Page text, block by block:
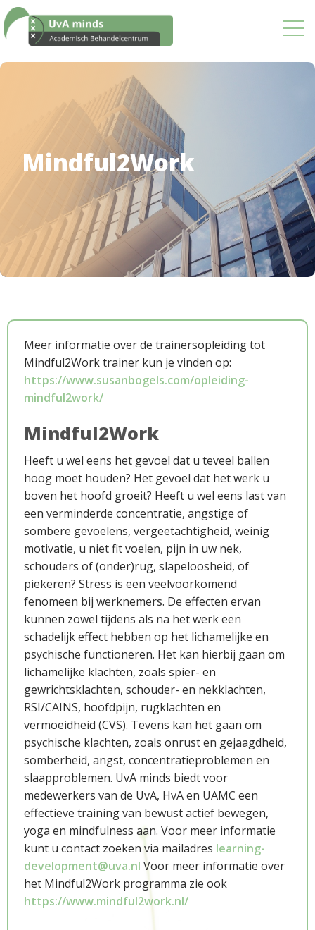
Ons aanbod
Downloads
Aanmeldproces
Wetenschap
Opleiding
Mindful2Work
Meer informatie over de trainersopleiding tot
Mindful2Work trainer kun je vinden op:
https://www.susanbogels.com/opleiding-
mindful2work/
Mindful2Work
Heeft u wel eens het gevoel dat u teveel ballen
hoog moet houden? Het gevoel dat het werk u
boven het hoofd groeit? Heeft u wel eens last van
een verminderde concentratie, angstige of
sombere gevoelens, vergeetachtigheid, weinig
motivatie, u niet fit voelen, pijn in uw nek,
schouders of (onder)rug, slapeloosheid, of
piekeren? Stress is een veelvoorkomend
fenomeen bij werknemers. De effecten ervan
kunnen zowel tijdens als na het werk een
schadelijk effect hebben op het lichamelijke en
psychische functioneren. Het kan hierbij gaan om
lichamelijke klachten, zoals spier- en
gewrichtsklachten, schouder- en nekklachten,
RSI/CAINS, hoofdpijn, rugklachten en
vermoeidheid (CVS). Tevens kan het gaan om
psychische klachten, zoals onrust en gejaagdheid,
somberheid, angst, concentratieproblemen en
slaapproblemen. UvA minds biedt voor
medewerkers van de UvA, HvA en UAMC een
effectieve training van bewust actief bewegen,
yoga en mindfulness aan. Voor meer informatie
kunt u contact zoeken via mailadres learning-
development@uva.nl Voor meer informatie over
het Mindful2Work programma zie ook
https://www.mindful2work.nl/